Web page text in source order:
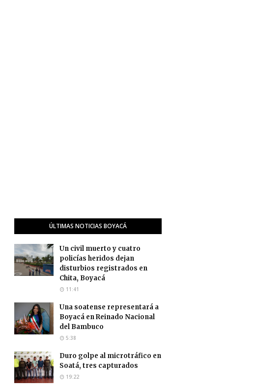
ÚLTIMAS NOTICIAS BOYACÁ
Un civil muerto y cuatro
policías heridos dejan
disturbios registrados en
Chita, Boyacá
11:41
Una soatense representará a
Boyacá en Reinado Nacional
del Bambuco
5:38
Duro golpe al microtráfico en
Soatá, tres capturados
19:22